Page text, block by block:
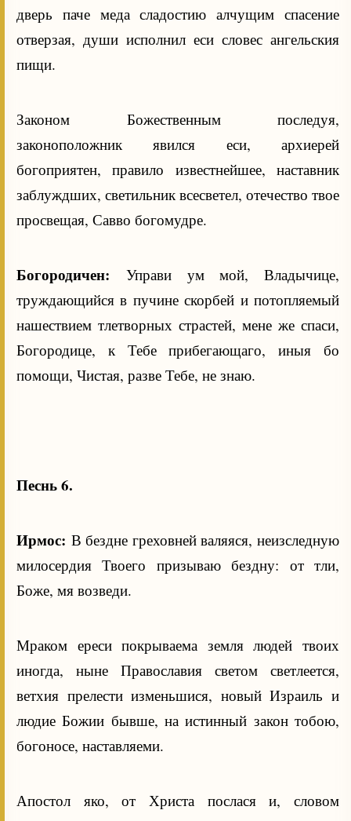
дверь паче меда сладостию алчущим спасение
отверзая, души исполнил еси словес ангельския
пищи.
Законом Божественным последуя,
законоположник явился еси, архиерей
богоприятен, правило известнейшее, наставник
заблуждших, светильник всесветел, отечество твое
просвещая, Савво богомудре.
Богородичен: Управи ум мой, Владычице,
труждающийся в пучине скорбей и потопляемый
нашествием тлетворных страстей, мене же спаси,
Богородице, к Тебе прибегающаго, иныя бо
помощи, Чистая, разве Тебе, не знаю.
Песнь 6.
Ирмос: В бездне греховней валяяся, неизследную
милосердия Твоего призываю бездну: от тли,
Боже, мя возведи.
Мраком ереси покрываема земля людей твоих
иногда, ныне Православия светом светлеется,
ветхия прелести изменьшися, новый Израиль и
людие Божии бывше, на истинный закон тобою,
богоносе, наставляеми.
Апостол яко, от Христа послася и, словом